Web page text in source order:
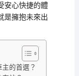
安心快捷的體
是擁抱未來出
的首選？